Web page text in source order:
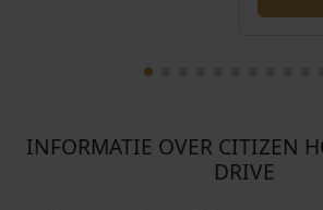
INFORMATIE OVER CITIZEN
DRIVE